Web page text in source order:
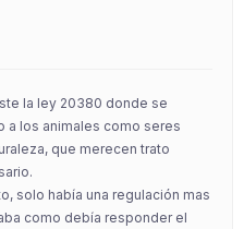
la ley 20380 donde se
a los animales como seres
que merecen trato
solo había una regulación mas
como debía responder el